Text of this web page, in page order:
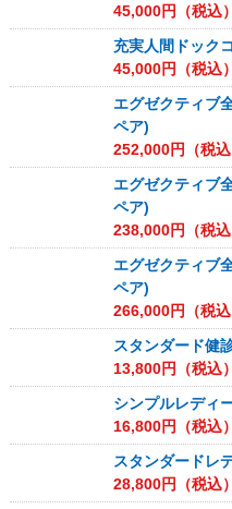
45,000円（税込）
充実人間ドック
45,000円（税込）
エグゼクティブ
ペア)
252,000円（税込
エグゼクティブ
ペア)
238,000円（税込
エグゼクティブ
ペア)
266,000円（税込
スタンダード健
13,800円（税込）
シンプルレディ
16,800円（税込）
スタンダードレ
28,800円（税込）